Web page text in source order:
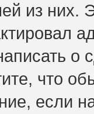
из них.
о
что
если